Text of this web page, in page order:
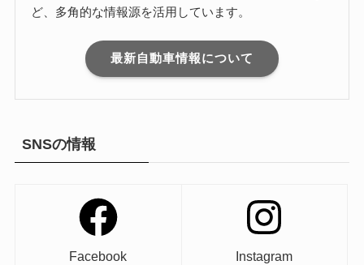
ど、多角的な情報源を活用しています。
最新自動車情報について
SNSの情報
Facebook Instagram